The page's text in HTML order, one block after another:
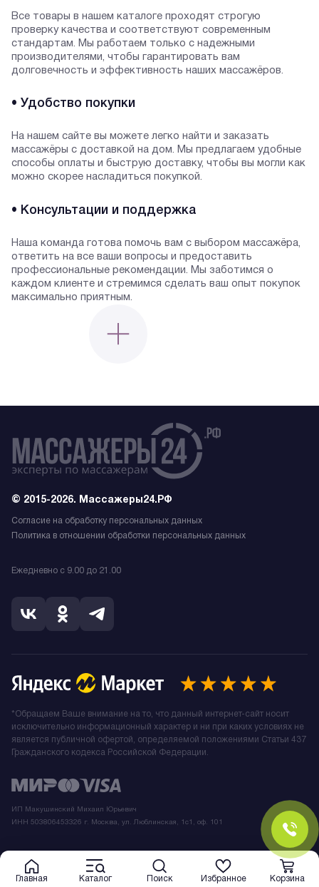
Главная Каталог Поиск Избранное Корзина
Все товары в нашем каталоге проходят строгую
проверку качества и соответствуют современным
стандартам. Мы работаем только с надежными
производителями, чтобы гарантировать вам
долговечность и эффективность наших массажёров.
• Удобство покупки
На нашем сайте вы можете легко найти и заказать
массажёры с доставкой на дом. Мы предлагаем удобные
способы оплаты и быструю доставку, чтобы вы могли как
можно скорее насладиться покупкой.
• Консультации и поддержка
Наша команда готова помочь вам с выбором массажёра,
ответить на все ваши вопросы и предоставить
профессиональные рекомендации. Мы заботимся о
каждом клиенте и стремимся сделать ваш опыт покупок
максимально приятным.
© 2015-2026. Массажеры24.РФ
Согласие на обработку персональных данных
Политика в отношении обработки персональных данных
Ежедневно с 9.00 до 21.00
ИП Макушинский Михаил Юрьевич
ИНН 503806453326 г. Москва, ул. Люблинская, 1с1, оф. 101
*Обращаем Ваше внимание на то, что данный интернет-сайт носит
исключительно информационный характер и ни при каких условиях не
является публичной офертой, определяемой положениями Статьи 437
Гражданского кодекса Российской Федерации.